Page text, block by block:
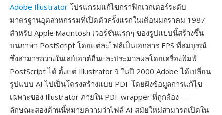
Adobe Illustrator โปรแกรมแก้ไขกราฟิกเวกเตอร์ระดับ
มาตรฐานอุตสาหกรรมที่เปิดตัวครั้งแรกในเดือนมกราคม 1987
สำหรับ Apple Macintosh เวอร์ชันแรกๆ ของรูปแบบนี้สร้างขึ้น
บนภาษา PostScript โดยแต่ละไฟล์เป็นเอกสาร EPS ที่สมบูรณ์
ซึ่งสามารถวางในเลย์เอาต์อื่นและประมวลผลโดยเครื่องพิมพ์
PostScript ได้ ตั้งแต่ Illustrator 9 ในปี 2000 Adobe ได้เปลี่ยน
รูปแบบ AI ไปเป็นโครงสร้างแบบ PDF โดยฝังข้อมูลการแก้ไข
เฉพาะของ Illustrator ภายใน PDF wrapper ที่ถูกต้อง —
ลักษณะสองด้านนี้หมายความว่าไฟล์ AI สมัยใหม่สามารถเปิดใน